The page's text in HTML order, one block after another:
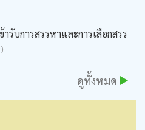
รับการสรรหาและการเลือกสรร
ดูทั้งหมด